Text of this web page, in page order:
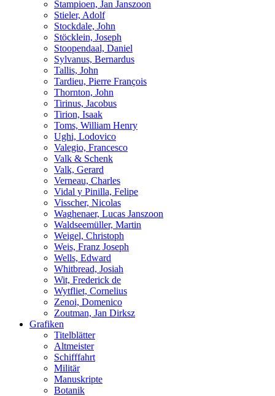
Stampioen, Jan Janszoon
Stieler, Adolf
Stockdale, John
Stöcklein, Joseph
Stoopendaal, Daniel
Sylvanus, Bernardus
Tallis, John
Tardieu, Pierre François
Thornton, John
Tirinus, Jacobus
Tirion, Isaak
Toms, William Henry
Ughi, Lodovico
Valegio, Francesco
Valk & Schenk
Valk, Gerard
Verneau, Charles
Vidal y Pinilla, Felipe
Visscher, Nicolas
Waghenaer, Lucas Janszoon
Waldseemüller, Martin
Weigel, Christoph
Weis, Franz Joseph
Wells, Edward
Whitbread, Josiah
Wit, Frederick de
Wytfliet, Cornelius
Zenoi, Domenico
Zoutman, Jan Dirksz
Grafiken
Titelblätter
Altmeister
Schifffahrt
Militär
Manuskripte
Botanik